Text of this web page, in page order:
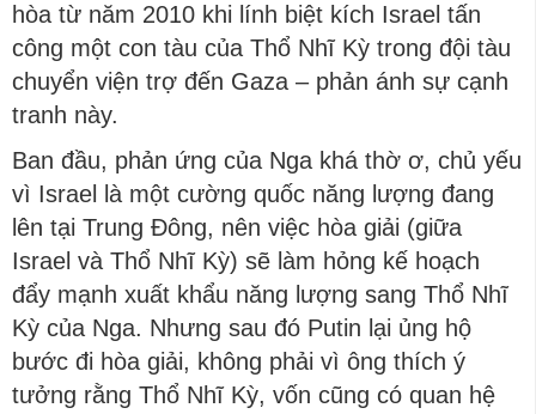
hòa từ năm 2010 khi lính biệt kích Israel tấn
công một con tàu của Thổ Nhĩ Kỳ trong đội tàu
chuyển viện trợ đến Gaza – phản ánh sự cạnh
tranh này.
Ban đầu, phản ứng của Nga khá thờ ơ, chủ yếu
vì Israel là một cường quốc năng lượng đang
lên tại Trung Đông, nên việc hòa giải (giữa
Israel và Thổ Nhĩ Kỳ) sẽ làm hỏng kế hoạch
đẩy mạnh xuất khẩu năng lượng sang Thổ Nhĩ
Kỳ của Nga. Nhưng sau đó Putin lại ủng hộ
bước đi hòa giải, không phải vì ông thích ý
tưởng rằng Thổ Nhĩ Kỳ, vốn cũng có quan hệ